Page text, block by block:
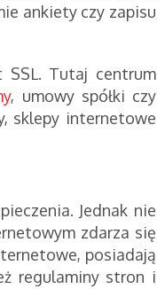
ankiety czy zapisu
SSL. Tutaj centrum
, umowy spółki czy
sklepy internetowe
Jednak nie
zdarza się
posiadają
regulaminy stron i